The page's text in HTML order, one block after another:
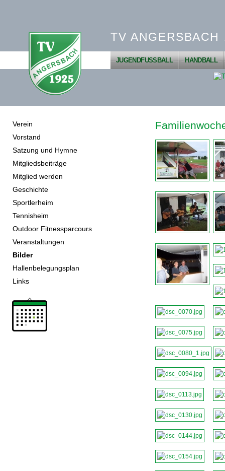
TV ANGERSBACH
JUGENDFUSSBALL HANDBALL
Verein
Vorstand
Satzung und Hymne
Mitgliedsbeiträge
Mitglied werden
Geschichte
Sportlerheim
Tennisheim
Outdoor Fitnessparcours
Veranstaltungen
Bilder
Hallenbelegungsplan
Links